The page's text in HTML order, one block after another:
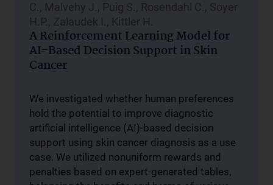
C., Malvehy J., Puig S., Rosendahl C., Soyer
H.P., Zalaudek I., Kittler H.
A Reinforcement Learning Model for
AI-Based Decision Support in Skin
Cancer
We investigated whether human preferences
hold the potential to improve diagnostic
artificial intelligence (AI)-based decision
support using skin cancer diagnosis as a use
case. We utilized nonuniform rewards and
penalties based on expert-generated tables,